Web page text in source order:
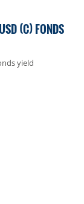
(C) FONDS